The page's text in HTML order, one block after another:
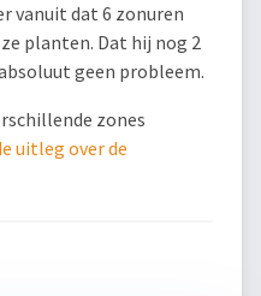
vanuit dat 6 zonuren
planten. Dat hij nog 2
geen probleem.
zones
uitleg over de